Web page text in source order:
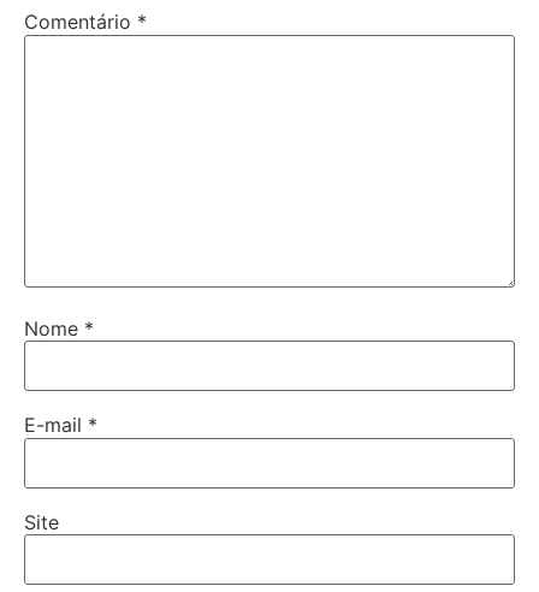
Comentário *
Nome *
E-mail *
Site